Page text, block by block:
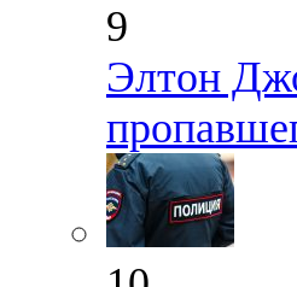
9
Элтон